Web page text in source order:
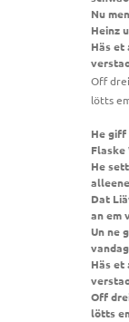
Nu
Heinz
Häs et
Off
lötts
He giff
Flaske
He
Dat
an em
Un ne
Häs et
Off
lötts